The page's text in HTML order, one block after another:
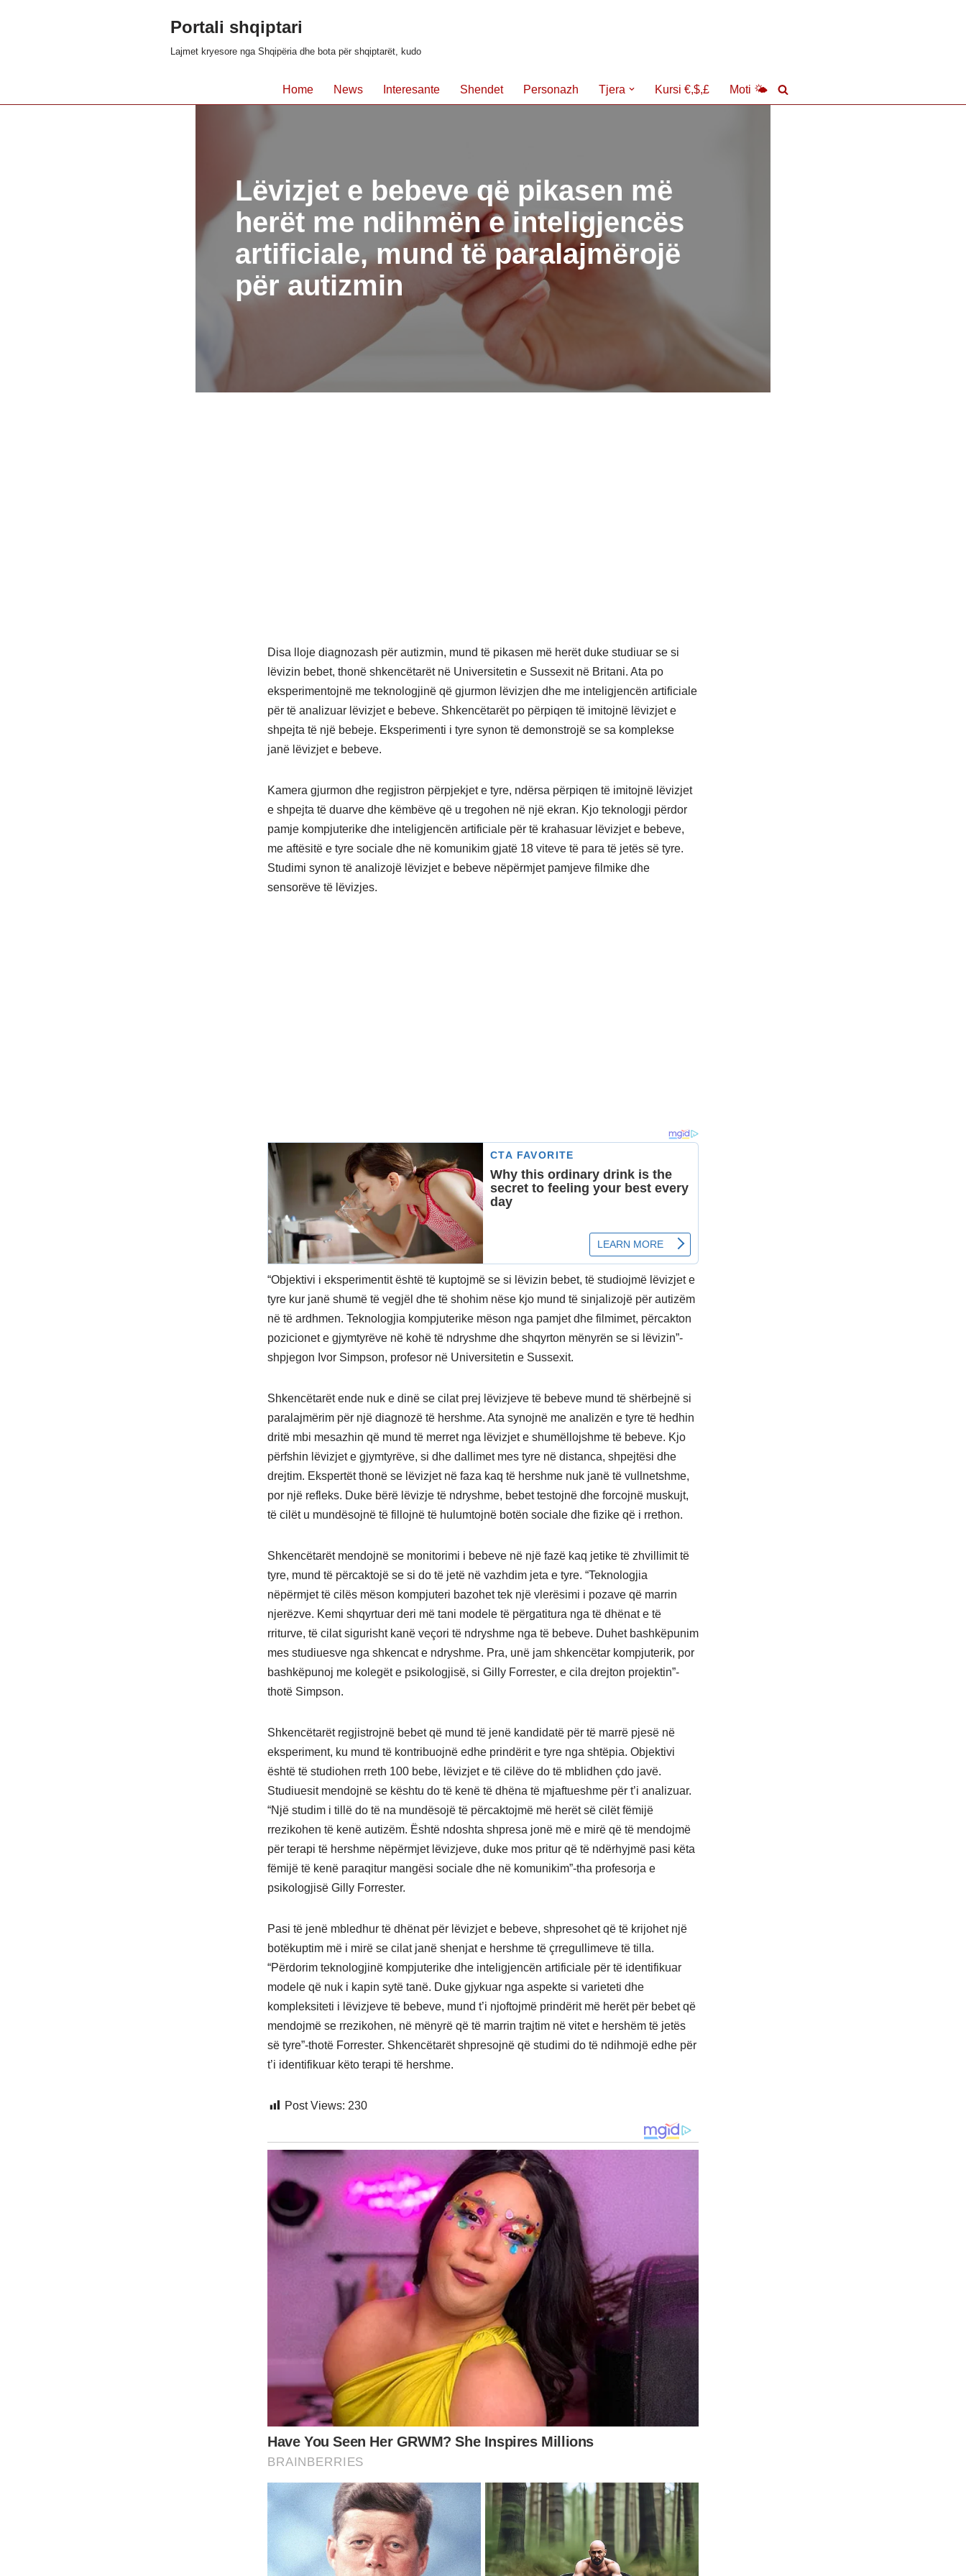
Portali shqiptari
Lajmet kryesore nga Shqipëria dhe bota për shqiptarët, kudo
Home News Interesante Shendet Personazh Tjera Kursi €,$,£ Moti 🌤
Lëvizjet e bebeve që pikasen më
herët me ndihmën e inteligjencës
artificiale, mund të paralajmërojë
për autizmin
Disa lloje diagnozash për autizmin, mund të pikasen më herët duke studiuar se si
lëvizin bebet, thonë shkencëtarët në Universitetin e Sussexit në Britani. Ata po
eksperimentojnë me teknologjinë që gjurmon lëvizjen dhe me inteligjencën artificiale
për të analizuar lëvizjet e bebeve. Shkencëtarët po përpiqen të imitojnë lëvizjet e
shpejta të një bebeje. Eksperimenti i tyre synon të demonstrojë se sa komplekse
janë lëvizjet e bebeve.
Kamera gjurmon dhe regjistron përpjekjet e tyre, ndërsa përpiqen të imitojnë lëvizjet
e shpejta të duarve dhe këmbëve që u tregohen në një ekran. Kjo teknologji përdor
pamje kompjuterike dhe inteligjencën artificiale për të krahasuar lëvizjet e bebeve,
me aftësitë e tyre sociale dhe në komunikim gjatë 18 viteve të para të jetës së tyre.
Studimi synon të analizojë lëvizjet e bebeve nëpërmjet pamjeve filmike dhe
sensorëve të lëvizjes.
“Objektivi i eksperimentit është të kuptojmë se si lëvizin bebet, të studiojmë lëvizjet e
tyre kur janë shumë të vegjël dhe të shohim nëse kjo mund të sinjalizojë për autizëm
në të ardhmen. Teknologjia kompjuterike mëson nga pamjet dhe filmimet, përcakton
pozicionet e gjymtyrëve në kohë të ndryshme dhe shqyrton mënyrën se si lëvizin”-
shpjegon Ivor Simpson, profesor në Universitetin e Sussexit.
Shkencëtarët ende nuk e dinë se cilat prej lëvizjeve të bebeve mund të shërbejnë si
paralajmërim për një diagnozë të hershme. Ata synojnë me analizën e tyre të hedhin
dritë mbi mesazhin që mund të merret nga lëvizjet e shumëllojshme të bebeve. Kjo
përfshin lëvizjet e gjymtyrëve, si dhe dallimet mes tyre në distanca, shpejtësi dhe
drejtim. Ekspertët thonë se lëvizjet në faza kaq të hershme nuk janë të vullnetshme,
por një refleks. Duke bërë lëvizje të ndryshme, bebet testojnë dhe forcojnë muskujt,
të cilët u mundësojnë të fillojnë të hulumtojnë botën sociale dhe fizike që i rrethon.
Shkencëtarët mendojnë se monitorimi i bebeve në një fazë kaq jetike të zhvillimit të
tyre, mund të përcaktojë se si do të jetë në vazhdim jeta e tyre. “Teknologjia
nëpërmjet të cilës mëson kompjuteri bazohet tek një vlerësimi i pozave që marrin
njerëzve. Kemi shqyrtuar deri më tani modele të përgatitura nga të dhënat e të
rriturve, të cilat sigurisht kanë veçori të ndryshme nga të bebeve. Duhet bashkëpunim
mes studiuesve nga shkencat e ndryshme. Pra, unë jam shkencëtar kompjuterik, por
bashkëpunoj me kolegët e psikologjisë, si Gilly Forrester, e cila drejton projektin”-
thotë Simpson.
Shkencëtarët regjistrojnë bebet që mund të jenë kandidatë për të marrë pjesë në
eksperiment, ku mund të kontribuojnë edhe prindërit e tyre nga shtëpia. Objektivi
është të studiohen rreth 100 bebe, lëvizjet e të cilëve do të mblidhen çdo javë.
Studiuesit mendojnë se kështu do të kenë të dhëna të mjaftueshme për t’i analizuar.
“Një studim i tillë do të na mundësojë të përcaktojmë më herët së cilët fëmijë
rrezikohen të kenë autizëm. Është ndoshta shpresa jonë më e mirë që të mendojmë
për terapi të hershme nëpërmjet lëvizjeve, duke mos pritur që të ndërhyjmë pasi këta
fëmijë të kenë paraqitur mangësi sociale dhe në komunikim”-tha profesorja e
psikologjisë Gilly Forrester.
Pasi të jenë mbledhur të dhënat për lëvizjet e bebeve, shpresohet që të krijohet një
botëkuptim më i mirë se cilat janë shenjat e hershme të çrregullimeve të tilla.
“Përdorim teknologjinë kompjuterike dhe inteligjencën artificiale për të identifikuar
modele që nuk i kapin sytë tanë. Duke gjykuar nga aspekte si varieteti dhe
kompleksiteti i lëvizjeve të bebeve, mund t’i njoftojmë prindërit më herët për bebet që
mendojmë se rrezikohen, në mënyrë që të marrin trajtim në vitet e hershëm të jetës
së tyre”-thotë Forrester. Shkencëtarët shpresojnë që studimi do të ndihmojë edhe për
t’i identifikuar këto terapi të hershme.
Post Views: 230